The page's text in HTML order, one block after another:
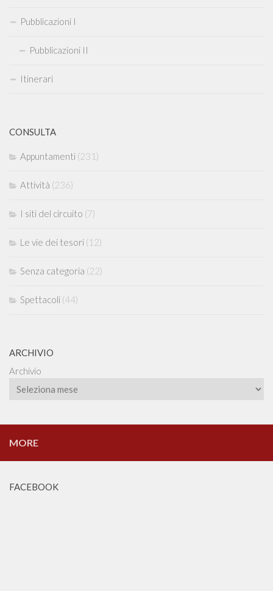
Pubblicazioni I
Pubblicazioni II
Itinerari
CONSULTA
Appuntamenti (231)
Attività (236)
I siti del circuito (7)
Le vie dei tesori (12)
Senza categoria (22)
Spettacoli (44)
ARCHIVIO
Archivio
MORE
FACEBOOK